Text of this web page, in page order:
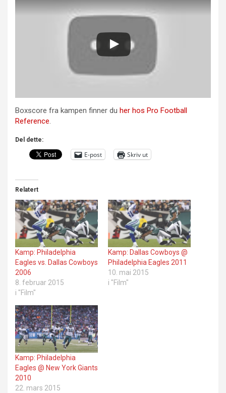
Boxscore fra kampen finner du her hos Pro Football
Reference.
Del dette:
E-post Skriv ut
Relatert
Kamp: Philadelphia
Eagles vs. Dallas Cowboys
2006
8. februar 2015
i "Film"
Kamp: Dallas Cowboys @
Philadelphia Eagles 2011
10. mai 2015
i "Film"
Kamp: Philadelphia
Eagles @ New York Giants
2010
22. mars 2015